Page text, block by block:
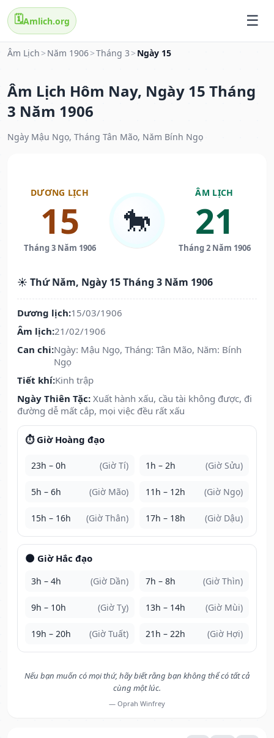
🗓️Amlich.org
Âm Lịch > Năm 1906>Tháng 3 > Ngày 15
Âm Lịch Hôm Nay, Ngày 15 Tháng
3 Năm 1906
Ngày Mậu Ngọ, Tháng Tân Mão, Năm Bính Ngọ
DƯƠNG LỊCH
15
Tháng 3 Năm 1906
🐎
ÂM LỊCH
21
Tháng 2 Năm 1906
☀️ Thứ Năm, Ngày 15 Tháng 3 Năm 1906
Dương lịch:15/03/1906
Âm lịch:21/02/1906
Can chi:Ngày: Mậu Ngọ, Tháng: Tân Mão, Năm: Bính
Ngọ
Tiết khí:Kinh trập
Ngày Thiên Tặc: Xuất hành xấu, cầu tài không được, đi
đường dễ mất cắp, mọi việc đều rất xấu
⏱️ Giờ Hoàng đạo
23h – 0h (Giờ Tí) 1h – 2h (Giờ Sửu)
5h – 6h (Giờ Mão) 11h – 12h (Giờ Ngọ)
15h – 16h (Giờ Thân) 17h – 18h (Giờ Dậu)
🌑 Giờ Hắc đạo
3h – 4h (Giờ Dần) 7h – 8h (Giờ Thìn)
9h – 10h (Giờ Tỵ) 13h – 14h (Giờ Mùi)
19h – 20h (Giờ Tuất) 21h – 22h (Giờ Hợi)
Nếu bạn muốn có mọi thứ, hãy biết rằng bạn không thể có tất cả
cùng một lúc.
— Oprah Winfrey